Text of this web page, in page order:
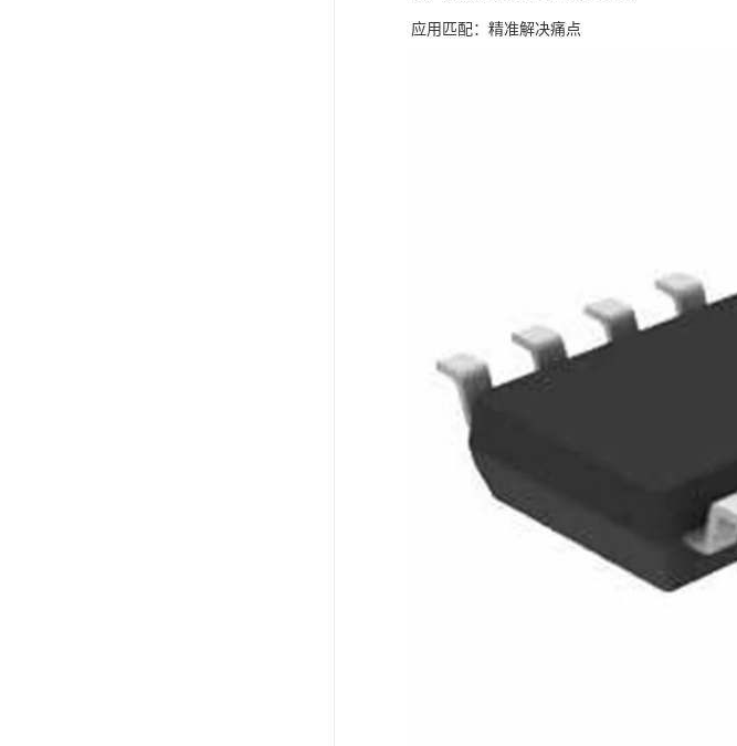
应用匹配：精准解决痛点